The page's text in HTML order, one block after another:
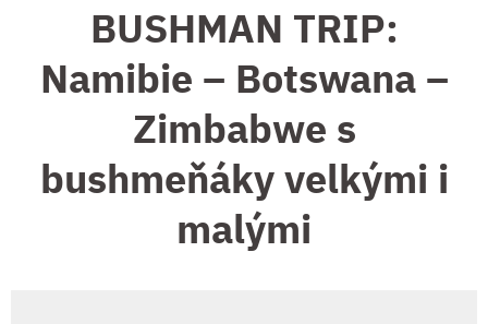
BUSHMAN TRIP:
Namibie – Botswana –
Zimbabwe s
bushmeňáky velkými i
malými